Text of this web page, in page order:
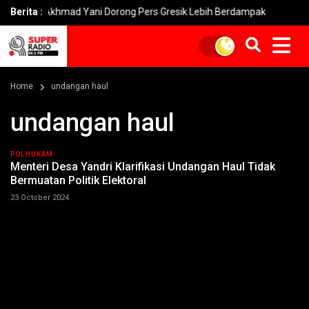
Berita :
Akhmad Yani Dorong Pers Gresik Lebih Berdampak
Home undangan haul
undangan haul
POLHUKAM
Menteri Desa Yandri Klarifikasi Undangan Haul Tidak
Bermuatan Politik Elektoral
23 October 2024